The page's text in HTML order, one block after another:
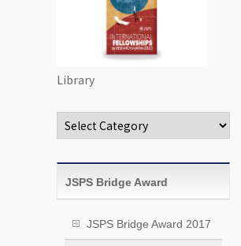
Library
Categories
JSPS Bridge Award
JSPS Bridge Award 2017